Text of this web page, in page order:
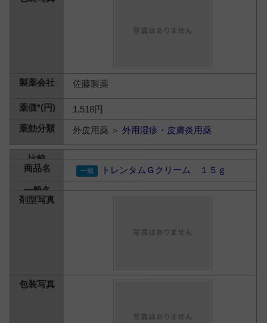
佐藤製薬
1,518円
外皮用薬 ＞外用湿疹・皮膚炎用薬
トレンタムＧクリーム １５ｇ